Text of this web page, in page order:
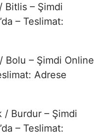
Bitlis – Şimdi
– Teslimat:
Bolu – Şimdi Online
Adrese
/ Burdur – Şimdi
– Teslimat: